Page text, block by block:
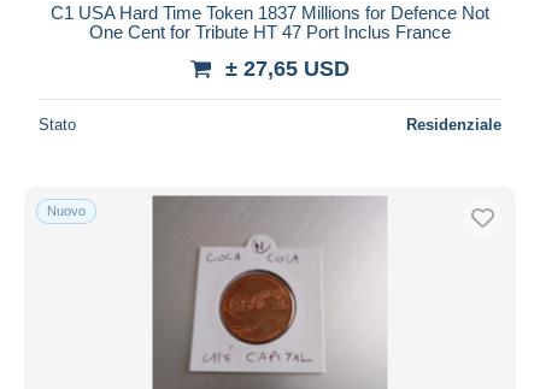
Chiude fra
Prezzo
Spedizione gratuita
Metodi di pagamento
Bonifico bancario
C1 USA Hard Time Token 1837 Millions for Defence Not
One Cent for Tribute HT 47 Port Inclus France
± 27,65 USD
Stato Residenziale
Nuovo